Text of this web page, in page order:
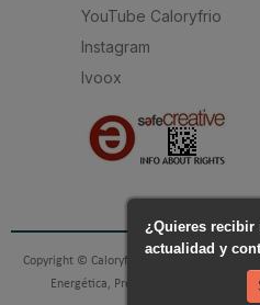
YouTube Caloryfrio
Instagram
Ivoox
Copyright © Caloryfrio.com - todo sobre
Energética, Presupuestos y